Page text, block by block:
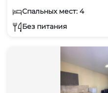
Спальных мест: 4
Без питания